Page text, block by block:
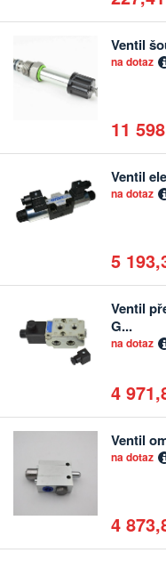
Ventil
na dotaz
11
Ventil
na dotaz
5
Ventil
G...
na dotaz
4
Ventil
na dotaz
4